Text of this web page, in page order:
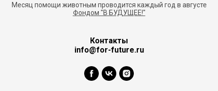
Месяц помощи животным проводится каждый год в августе
Фондом "В БУДУЩЕЕ!"
Контакты
info@for-future.ru